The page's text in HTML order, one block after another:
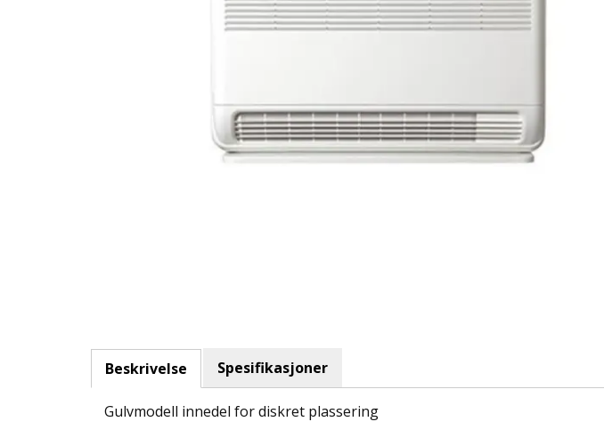
Beskrivelse Spesifikasjoner
Gulvmodell innedel for diskret plassering